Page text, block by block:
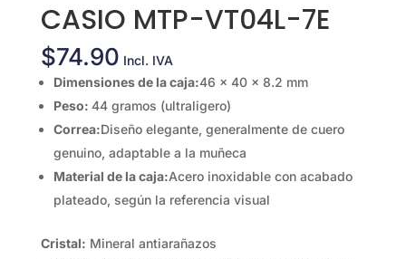
CASIO MTP-VT04L-7E
$74.90 Incl. IVA
Dimensiones de la caja:46 × 40 × 8.2 mm
Peso: 44 gramos (ultraligero)
Correa:Diseño elegante, generalmente de cuero
genuino, adaptable a la muñeca
Material de la caja:Acero inoxidable con acabado
plateado, según la referencia visual
Cristal: Mineral antiarañazos